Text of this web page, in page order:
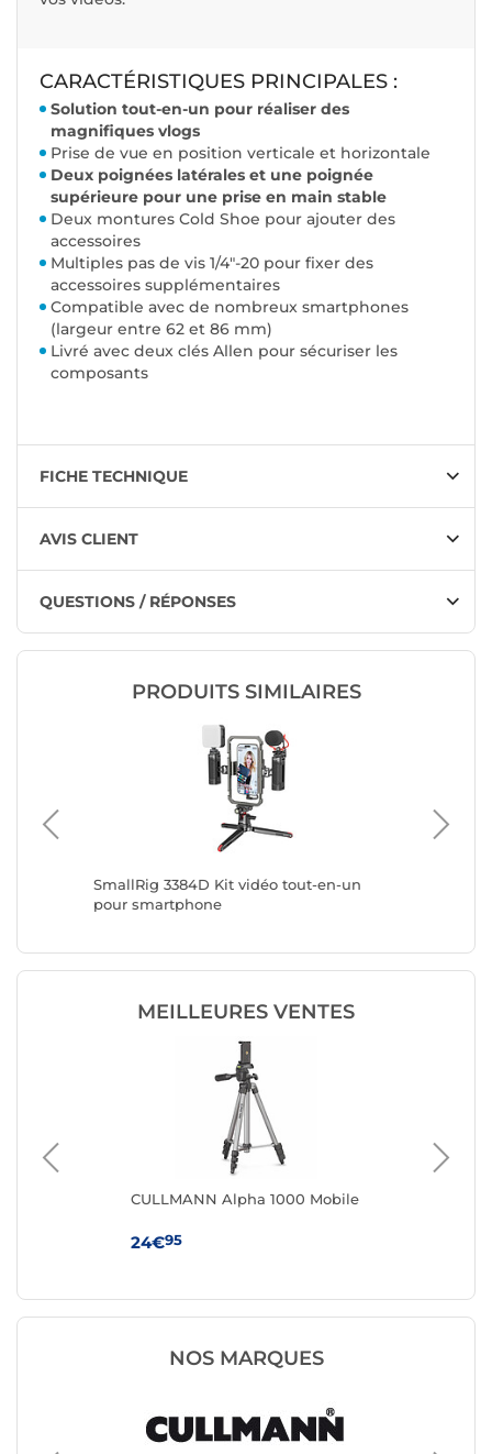
CARACTÉRISTIQUES PRINCIPALES :
Solution tout-en-un pour réaliser des
magnifiques vlogs
Prise de vue en position verticale et horizontale
Deux poignées latérales et une poignée
supérieure pour une prise en main stable
Deux montures Cold Shoe pour ajouter des
accessoires
Multiples pas de vis 1/4"-20 pour fixer des
accessoires supplémentaires
Compatible avec de nombreux smartphones
(largeur entre 62 et 86 mm)
Livré avec deux clés Allen pour sécuriser les
composants
FICHE TECHNIQUE
AVIS CLIENT
QUESTIONS / RÉPONSES
PRODUITS SIMILAIRES
SmallRig 3384D Kit vidéo tout-en-un
pour smartphone
MEILLEURES VENTES
CULLMANN Alpha 1000 Mobile
24€95
NOS MARQUES